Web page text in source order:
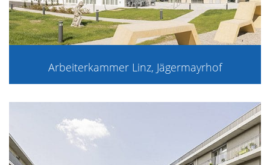
Arbeiterkammer Linz, Jägermayrhof